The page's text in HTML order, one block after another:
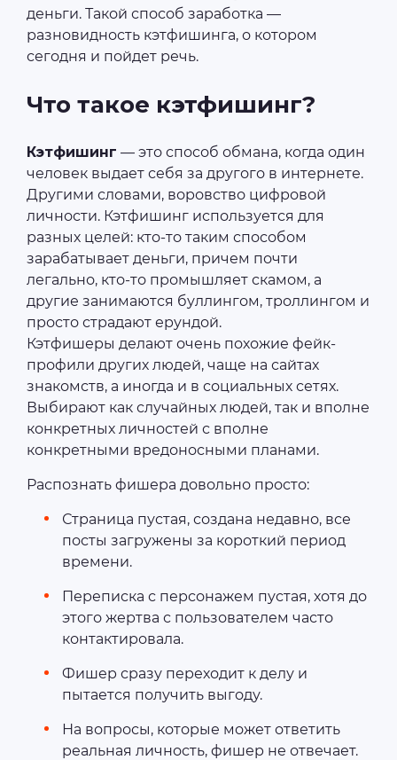
деньги. Такой способ заработка —
разновидность кэтфишинга, о котором
сегодня и пойдет речь.
Что такое кэтфишинг?
Кэтфишинг — это способ обмана, когда один
человек выдает себя за другого в интернете.
Другими словами, воровство цифровой
личности. Кэтфишинг используется для
разных целей: кто-то таким способом
зарабатывает деньги, причем почти
легально, кто-то промышляет скамом, а
другие занимаются буллингом, троллингом и
просто страдают ерундой.
Кэтфишеры делают очень похожие фейк-
профили других людей, чаще на сайтах
знакомств, а иногда и в социальных сетях.
Выбирают как случайных людей, так и вполне
конкретных личностей с вполне
конкретными вредоносными планами.
Распознать фишера довольно просто:
Страница пустая, создана недавно, все
посты загружены за короткий период
времени.
Переписка с персонажем пустая, хотя до
этого жертва с пользователем часто
контактировала.
Фишер сразу переходит к делу и
пытается получить выгоду.
На вопросы, которые может ответить
реальная личность, фишер не отвечает.